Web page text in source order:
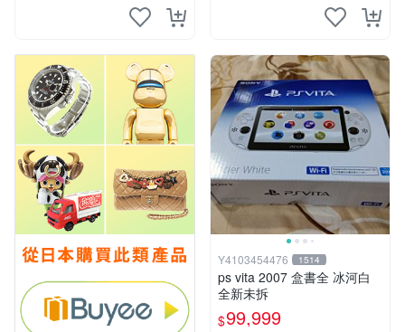
Y4103454476 1514
ps vita 2007 盒書全 冰河白
全新未拆
$99,999